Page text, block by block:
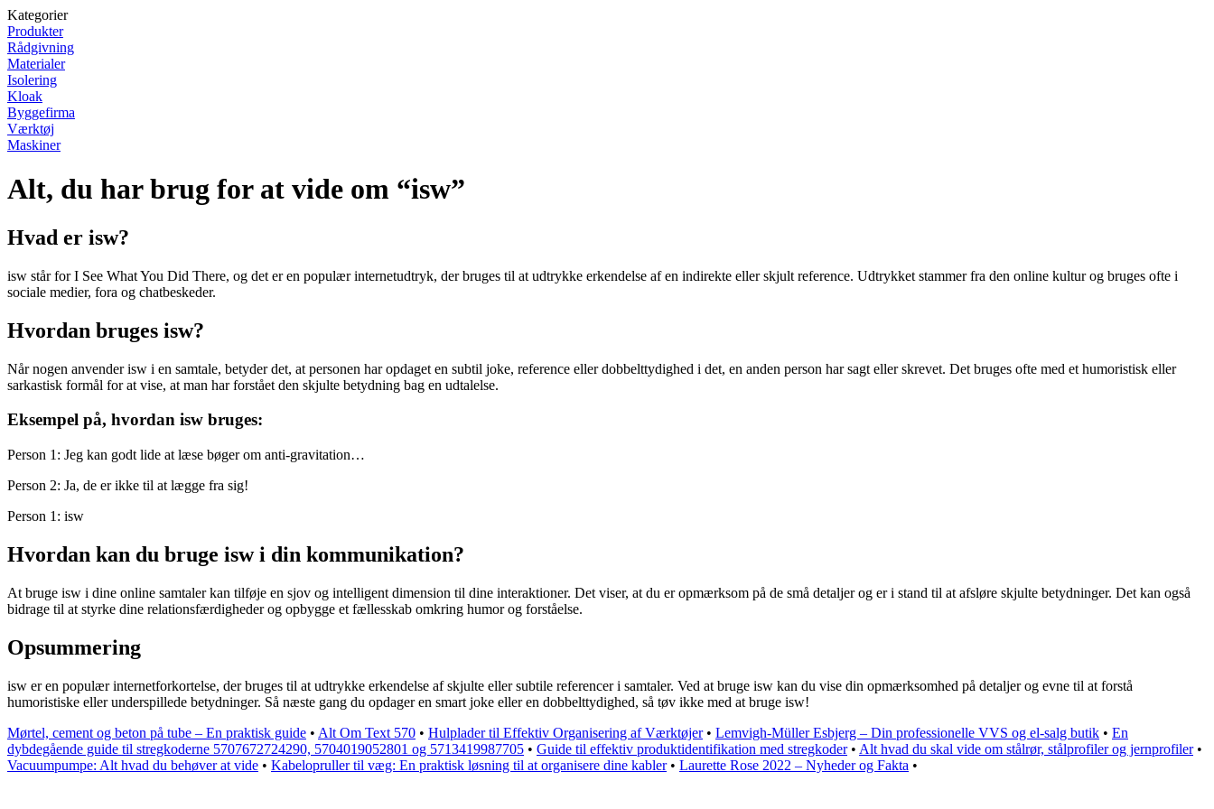
Kategorier
Produkter
Rådgivning
Materialer
Isolering
Kloak
Byggefirma
Værktøj
Maskiner
Alt, du har brug for at vide om “isw”
Hvad er isw?
isw står for I See What You Did There, og det er en populær internetudtryk, der bruges til at udtrykke erkendelse af en indirekte eller skjult reference. Udtrykket stammer fra den online kultur og bruges ofte i
sociale medier, fora og chatbeskeder.
Hvordan bruges isw?
Når nogen anvender isw i en samtale, betyder det, at personen har opdaget en subtil joke, reference eller dobbelttydighed i det, en anden person har sagt eller skrevet. Det bruges ofte med et humoristisk eller
sarkastisk formål for at vise, at man har forstået den skjulte betydning bag en udtalelse.
Eksempel på, hvordan isw bruges:
Person 1: Jeg kan godt lide at læse bøger om anti-gravitation…
Person 2: Ja, de er ikke til at lægge fra sig!
Person 1: isw
Hvordan kan du bruge isw i din kommunikation?
At bruge isw i dine online samtaler kan tilføje en sjov og intelligent dimension til dine interaktioner. Det viser, at du er opmærksom på de små detaljer og er i stand til at afsløre skjulte betydninger. Det kan også
bidrage til at styrke dine relationsfærdigheder og opbygge et fællesskab omkring humor og forståelse.
Opsummering
isw er en populær internetforkortelse, der bruges til at udtrykke erkendelse af skjulte eller subtile referencer i samtaler. Ved at bruge isw kan du vise din opmærksomhed på detaljer og evne til at forstå
humoristiske eller underspillede betydninger. Så næste gang du opdager en smart joke eller en dobbelttydighed, så tøv ikke med at bruge isw!
Mørtel, cement og beton på tube – En praktisk guide • Alt Om Text 570 • Hulplader til Effektiv Organisering af Værktøjer• Lemvigh-Müller Esbjerg – Din professionelle VVS og el-salg butik • En
dybdegående guide til stregkoderne 5707672724290, 5704019052801 og 5713419987705 • Guide til effektiv produktidentifikation med stregkoder• Alt hvad du skal vide om stålrør, stålprofiler og jernprofiler•
Vacuumpumpe: Alt hvad du behøver at vide • Kabelopruller til væg: En praktisk løsning til at organisere dine kabler• Laurette Rose 2022 – Nyheder og Fakta •